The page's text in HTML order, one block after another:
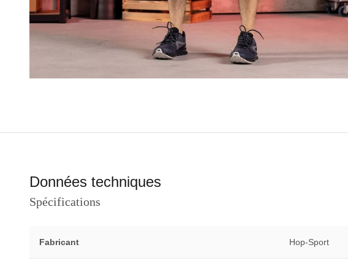
Données techniques
Spécifications
Fabricant Hop-Sport